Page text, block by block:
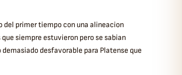
del primer tiempo con una alineacion
siempre estuvieron pero se sabian
desfavorable para Platense que